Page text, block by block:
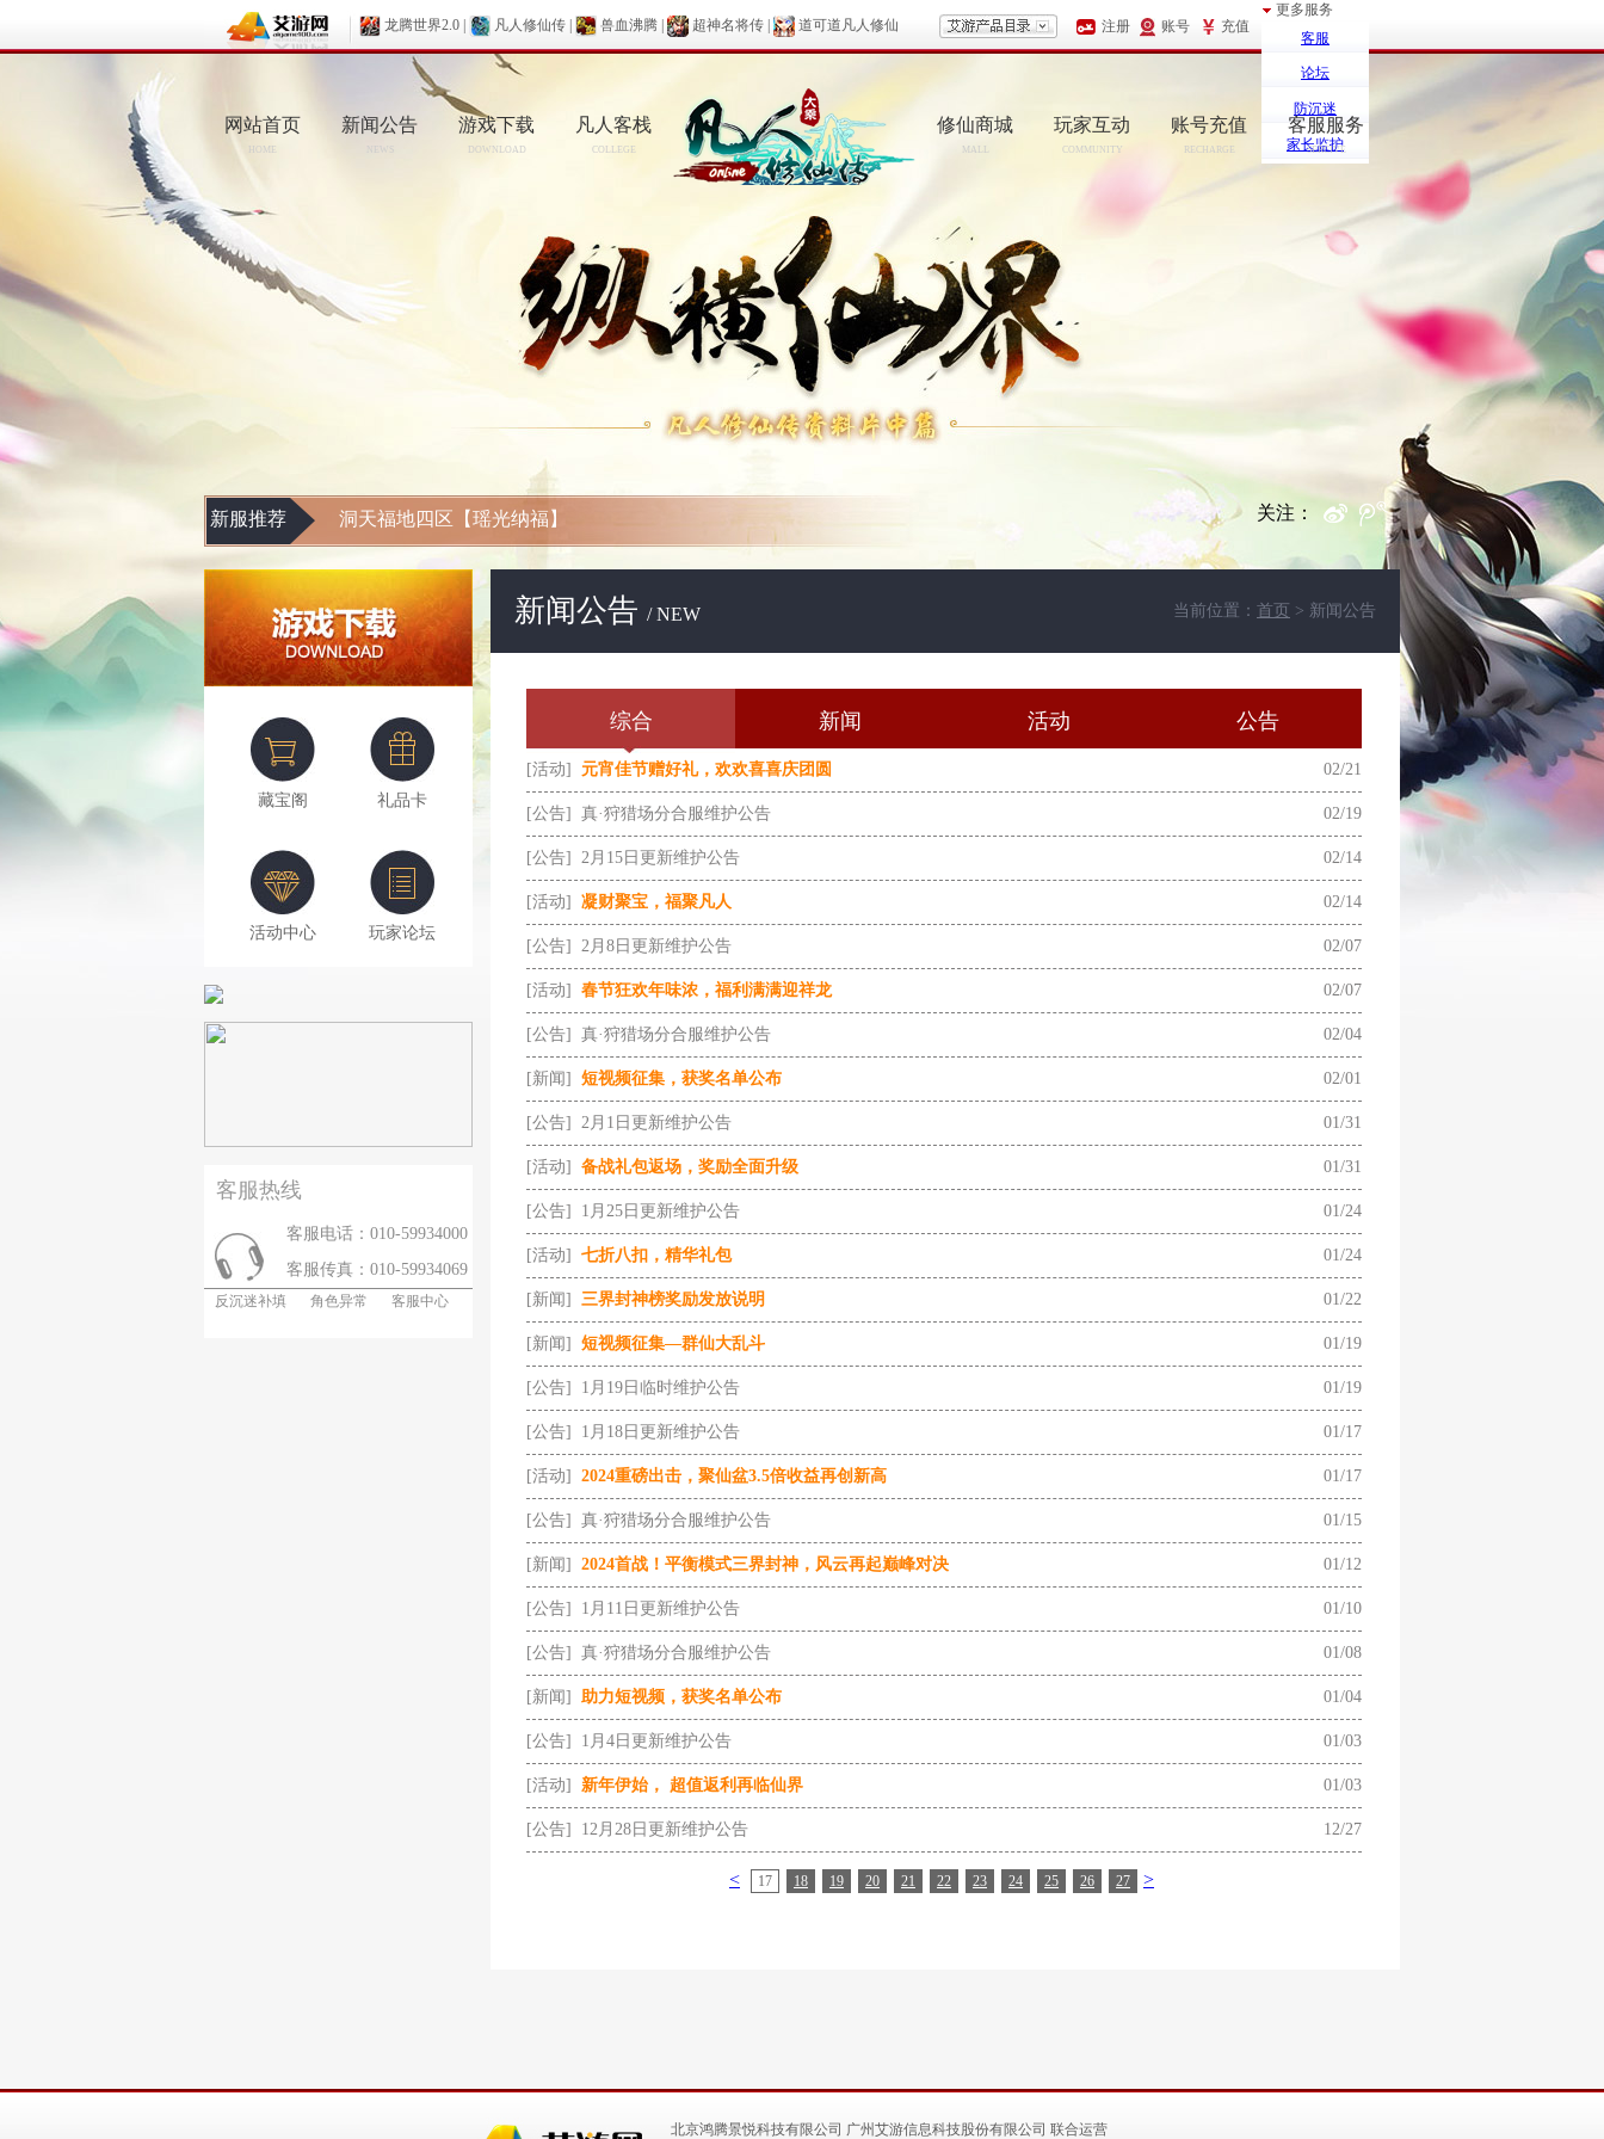
龙腾世界2.0 凡人修仙传 兽血沸腾 超神名将传 道可道凡人修仙 注册 账号 充值
更多服务
客服
论坛
防沉迷
家长监护
网站首页
HOME
新闻公告
NEWS
游戏下载
DOWNLOAD
凡人客栈
COLLEGE
修仙商城
MALL
玩家互动
COMMUNITY
账号充值
RECHARGE
客服服务
SERCIVE
新服推荐 洞天福地四区【瑶光纳福】 关注：
藏宝阁 礼品卡
活动中心 玩家论坛
客服热线
客服电话：010-59934000
客服传真：010-59934069
反沉迷补填 角色异常 客服中心
新闻公告 / NEW 当前位置： 首页 > 新闻公告
综合 新闻 活动 公告
02/21
[活动] 元宵佳节赠好礼，欢欢喜喜庆团圆
02/19
[公告] 真·狩猎场分合服维护公告
02/14
[公告] 2月15日更新维护公告
02/14
[活动] 凝财聚宝，福聚凡人
02/07
[公告] 2月8日更新维护公告
02/07
[活动] 春节狂欢年味浓，福利满满迎祥龙
02/04
[公告] 真·狩猎场分合服维护公告
02/01
[新闻] 短视频征集，获奖名单公布
01/31
[公告] 2月1日更新维护公告
01/31
[活动] 备战礼包返场，奖励全面升级
01/24
[公告] 1月25日更新维护公告
01/24
[活动] 七折八扣，精华礼包
01/22
[新闻] 三界封神榜奖励发放说明
01/19
[新闻] 短视频征集—群仙大乱斗
01/19
[公告] 1月19日临时维护公告
01/17
[公告] 1月18日更新维护公告
01/17
[活动] 2024重磅出击，聚仙盆3.5倍收益再创新高
01/15
[公告] 真·狩猎场分合服维护公告
01/12
[新闻] 2024首战！平衡模式三界封神，风云再起巅峰对决
01/10
[公告] 1月11日更新维护公告
01/08
[公告] 真·狩猎场分合服维护公告
01/04
[新闻] 助力短视频，获奖名单公布
01/03
[公告] 1月4日更新维护公告
01/03
[活动] 新年伊始， 超值返利再临仙界
12/27
[公告] 12月28日更新维护公告
< 17 18 19 20 21 22 23 24 25 26 27 >
北京鸿腾景悦科技有限公司 广州艾游信息科技股份有限公司 联合运营